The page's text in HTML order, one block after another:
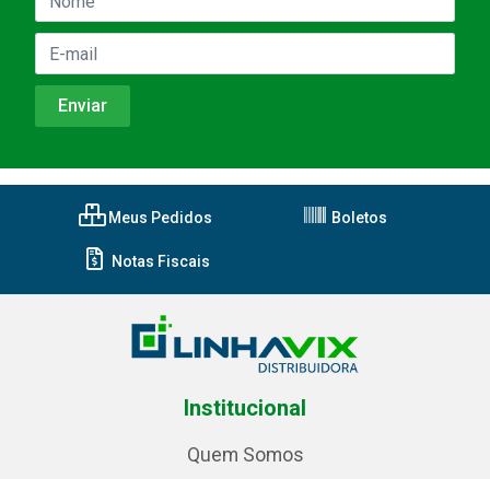
Meus Pedidos Boletos
Notas Fiscais
Institucional
Quem Somos